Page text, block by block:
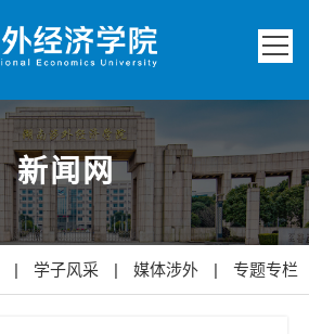
新闻网
| 学子风采 | 媒体涉外 | 专题专栏